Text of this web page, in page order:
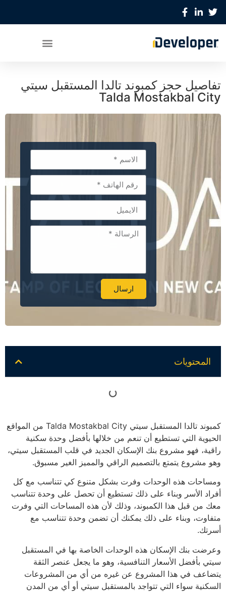
تفاصيل حجز كمبوند تالدا المستقبل سيتي
Talda Mostakbal City
ارسال
Alternative:
المحتويات
كمبوند تالدا المستقبل سيتي Talda Mostakbal City من المواقع
الحيوية التي تستطيع أن تنعم من خلالها بأفضل وحدة سكنية
راقية، فهو مشروع بنك الإسكان الجديد في قلب المستقبل سيتي،
وهو مشروع يتمتع بالتصميم الراقي والمميز الغير مسبوق.
ومساحات هذه الوحدات وفرت بشكل متنوع كي تتناسب مع كل
أفراد الأسر وبناء على ذلك تستطيع أن تحصل على وحدة تتناسب
معك من قبل هذا الكمبوند، وذلك لأن هذه المساحات التي وفرت
متفاوت، وبناء على ذلك يمكنك أن تضمن وحدة تتناسب مع
أسرتك.
وعرضت بنك الإسكان هذه الوحدات الخاصة بها في المستقبل
سيتي بأفضل الأسعار التنافسية، وهو ما يجعل عنصر الثقة
يتضاعف في هذا المشروع عن غيره من أي من المشروعات
السكنية سواء التي تتواجد بالمستقبل سيتي أو أي من المدن